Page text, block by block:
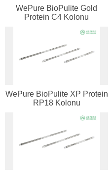
WePure BioPulite Gold
Protein C4 Kolonu
WePure BioPulite XP Protein
RP18 Kolonu
Genel Laboratuvar